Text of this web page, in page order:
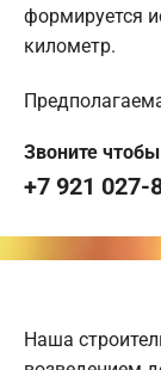
формируется
километр.
Звоните
+7 921 027-
Наша